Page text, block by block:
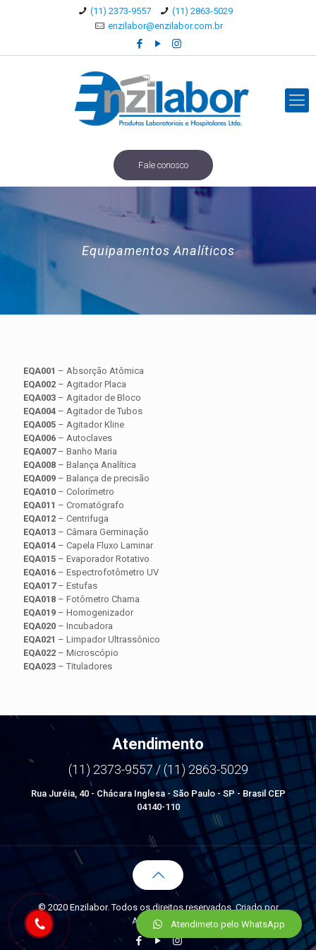
(11) 2373-9557
(11) 2863-5029
enzilabor@enzilabor.com.br
Fale conosco
Equipamentos Analíticos
EQA001 – Absorção Atômica
EQA002 – Agitador Placa
EQA003 – Agitador de Bloco
EQA004 – Agitador de Tubos
EQA005 – Agitador Kline
EQA006 – Autoclaves
EQA007– Banho Maria
EQA008 – Balança Analítica
EQA009 – Balança de precisão
EQA010 – Colorímetro
EQA011 – Cromatógrafo
EQA012 – Centrifuga
EQA013 – Câmara Germinação
EQA014 – Capela Fluxo Laminar
EQA015 – Evaporador Rotativo
EQA016 – Espectrofotômetro UV
EQA017– Estufas
EQA018 – Fotômetro Chama
EQA019 – Homogenizador
EQA020 – Incubadora
EQA021 – Limpador Ultrassônico
EQA022 – Microscópio
EQA023 – Tituladores
Atendimento
(11) 2373-9557 / (11) 2863-5029
Rua Juréia, 40 - Chácara Inglesa - São Paulo - SP - Brasil CEP
04140-110
© 2020 Enzilabor. Todos os direitos reservados. Criado por
Agência UnitAtendimeto pelo WhatsApp